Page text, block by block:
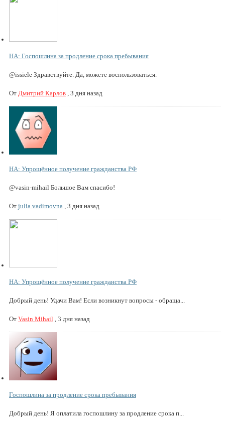
НА: Госпошлина за продление срока пребывания
@issiele Здравствуйте. Да, можете воспользоваться.
От Дмитрий Карлов , 3 дня назад
НА: Упрощённое получение гражданства РФ
@vasin-mihail Большое Вам спасибо!
От julia.vadimovna , 3 дня назад
НА: Упрощённое получение гражданства РФ
Добрый день! Удачи Вам! Если возникнут вопросы - обраща...
От Vasin Mihail , 3 дня назад
Госпошлина за продление срока пребывания
Добрый день! Я оплатила госпошлину за продление срока п...